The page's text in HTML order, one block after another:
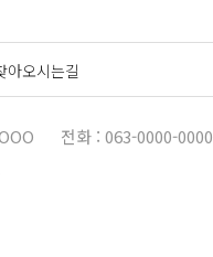
아오시는길
전화 : 063-0000-0000